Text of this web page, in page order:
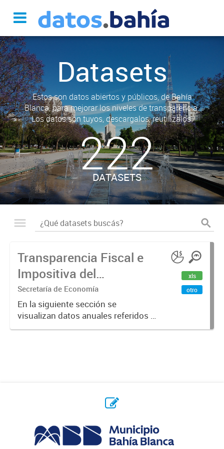
Datasets
Estos son datos abiertos y públicos, de Bahía
Blanca, para mejorar los niveles de transparencia.
Los datos son tuyos, descargalos, reutilizalos.
222
DATASETS
Transparencia Fiscal e
Impositiva del
Municipio. Año 2023
Secretaría de Economía
En la siguiente sección se
visualizan datos anuales referidos a
la transparencia fiscal e impositiva
xls
otro